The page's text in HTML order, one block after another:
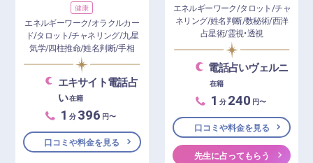
健康
エネルギーワーク/オラクルカー
ド/タロット/チャネリング/九星
気学/四柱推命/姓名判断/手相
エキサイト電話占
い在籍
1 分 396 円〜
口コミや料金を見る
エネルギーワーク/タロット/チャ
ネリング/姓名判断/数秘術/西洋
占星術/霊視・透視
電話占いヴェルニ
在籍
1 分 240 円〜
口コミや料金を見る
先生に占ってもらう